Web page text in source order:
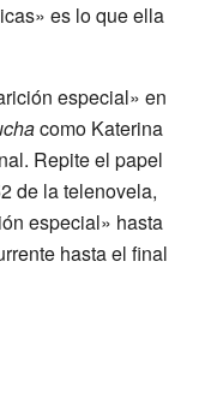
es lo que ella
especial» en
como Katerina
Repite el papel
de la telenovela,
especial» hasta
hasta el final